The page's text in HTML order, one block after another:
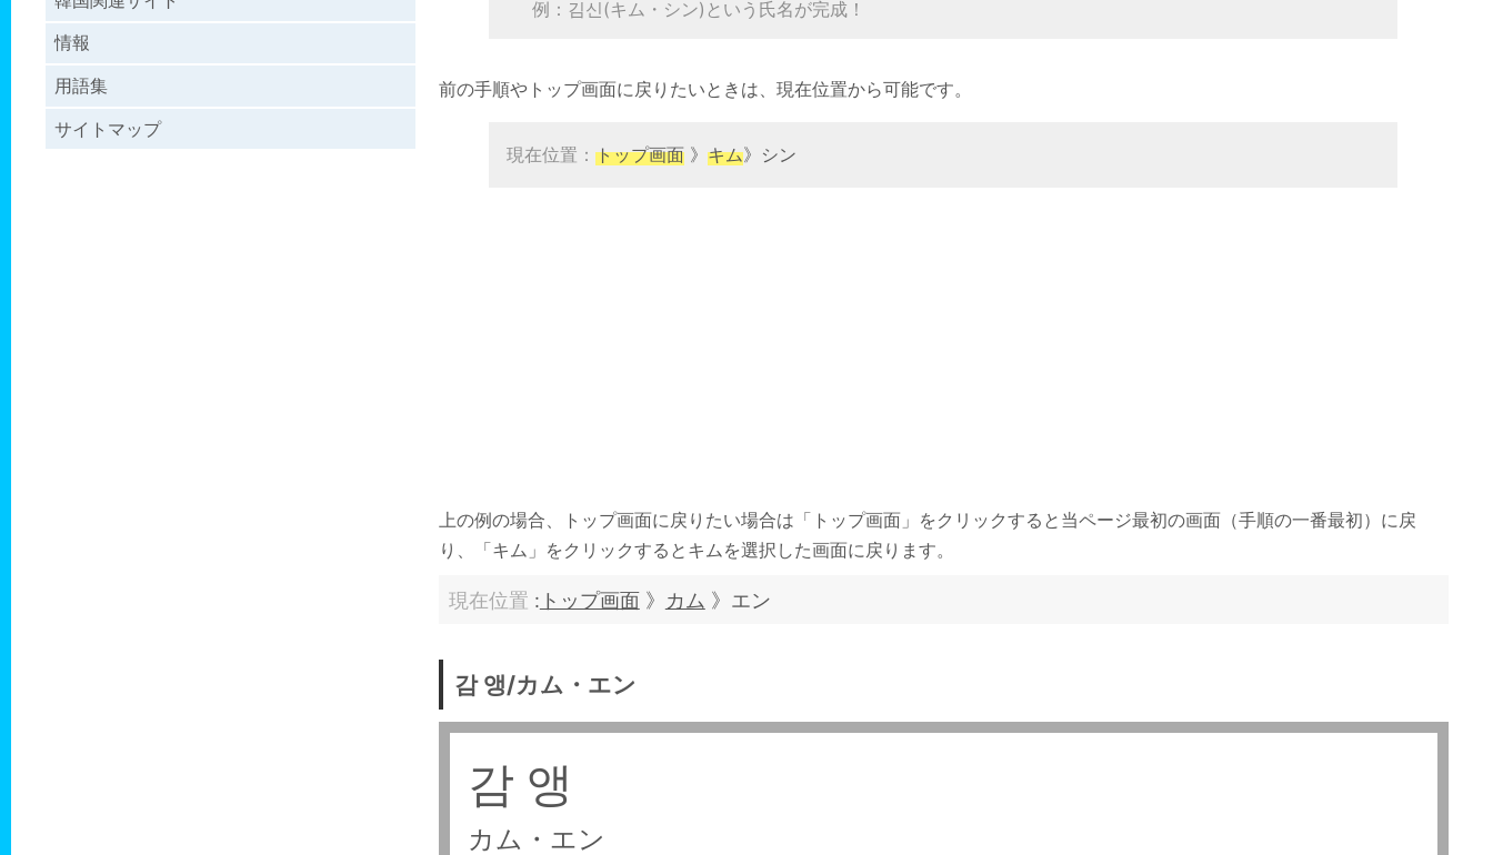
情報
用語集
サイトマップ
例：김신(キム・シン)という氏名が完成！
前の手順やトップ画面に戻りたいときは、現在位置から可能です。
現在位置：トップ画面 》キム》シン
上の例の場合、トップ画面に戻りたい場合は「トップ画面」をクリックすると当ページ最初の画面（手順の一番最初）に戻
り、「キム」をクリックするとキムを選択した画面に戻ります。
現在位置 : トップ画面》 カム 》エン
감 앵/カム・エン
감 앵
カム・エン